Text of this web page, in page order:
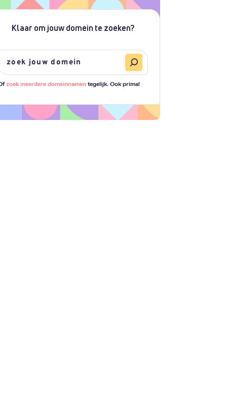
Klaar om jouw domein te zoeken?
zoek meerdere domeinnamentegelijk. Ook prima!